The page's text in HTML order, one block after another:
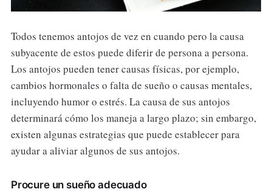
Todos tenemos antojos de vez en cuando pero la causa
subyacente de estos puede diferir de persona a persona.
Los antojos pueden tener causas físicas, por ejemplo,
cambios hormonales o falta de sueño o causas mentales,
incluyendo humor o estrés. La causa de sus antojos
determinará cómo los maneja a largo plazo; sin embargo,
existen algunas estrategias que puede establecer para
ayudar a aliviar algunos de sus antojos.
Procure un sueño adecuado